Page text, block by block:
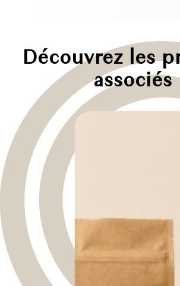
Découvrez les
associés